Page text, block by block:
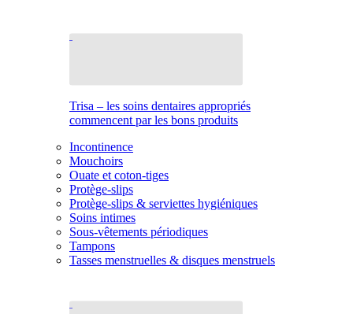
Trisa – les soins dentaires appropriés
commencent par les bons produits
Incontinence
Mouchoirs
Ouate et coton-tiges
Protège-slips
Protège-slips & serviettes hygiéniques
Soins intimes
Sous-vêtements périodiques
Tampons
Tasses menstruelles & disques menstruels